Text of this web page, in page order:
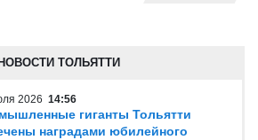
НОВОСТИ ТОЛЬЯТТИ
2026 14:56
гиганты Тольятти
наградами юбилейного